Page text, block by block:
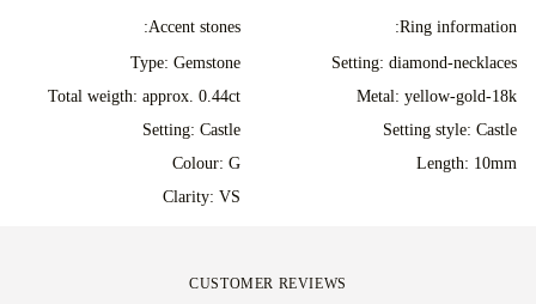
Ring information:
Setting: diamond-necklaces
Metal: yellow-gold-18k
Setting style: Castle
Length: 10mm
Accent stones:
Type: Gemstone
Total weigth: approx. 0.44ct
Setting: Castle
Colour: G
Clarity: VS
CUSTOMER REVIEWS